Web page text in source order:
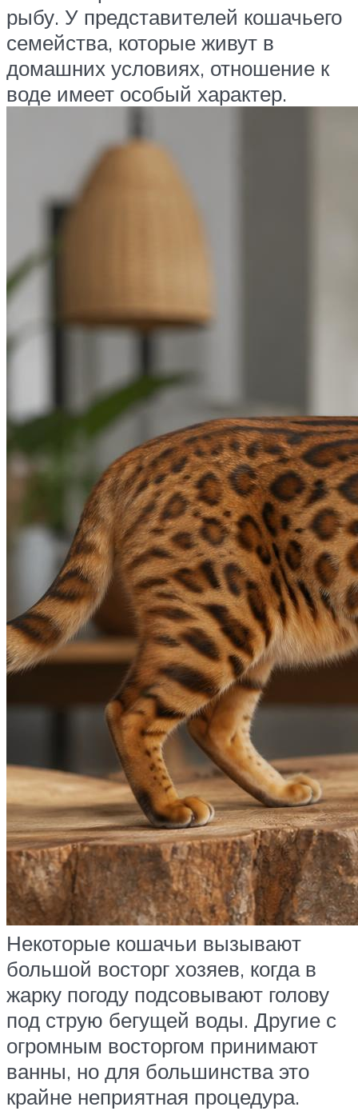
рыбу. У представителей кошачьего
семейства, которые живут в
домашних условиях, отношение к
воде имеет особый характер.
Некоторые кошачьи вызывают
большой восторг хозяев, когда в
жарку погоду подсовывают голову
под струю бегущей воды. Другие с
огромным восторгом принимают
ванны, но для большинства это
крайне неприятная процедура.